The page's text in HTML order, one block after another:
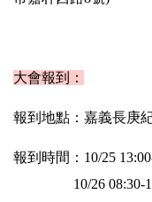
大會報到：
報到地點：嘉義長庚
報到時間：10/25
10/26 08:30-